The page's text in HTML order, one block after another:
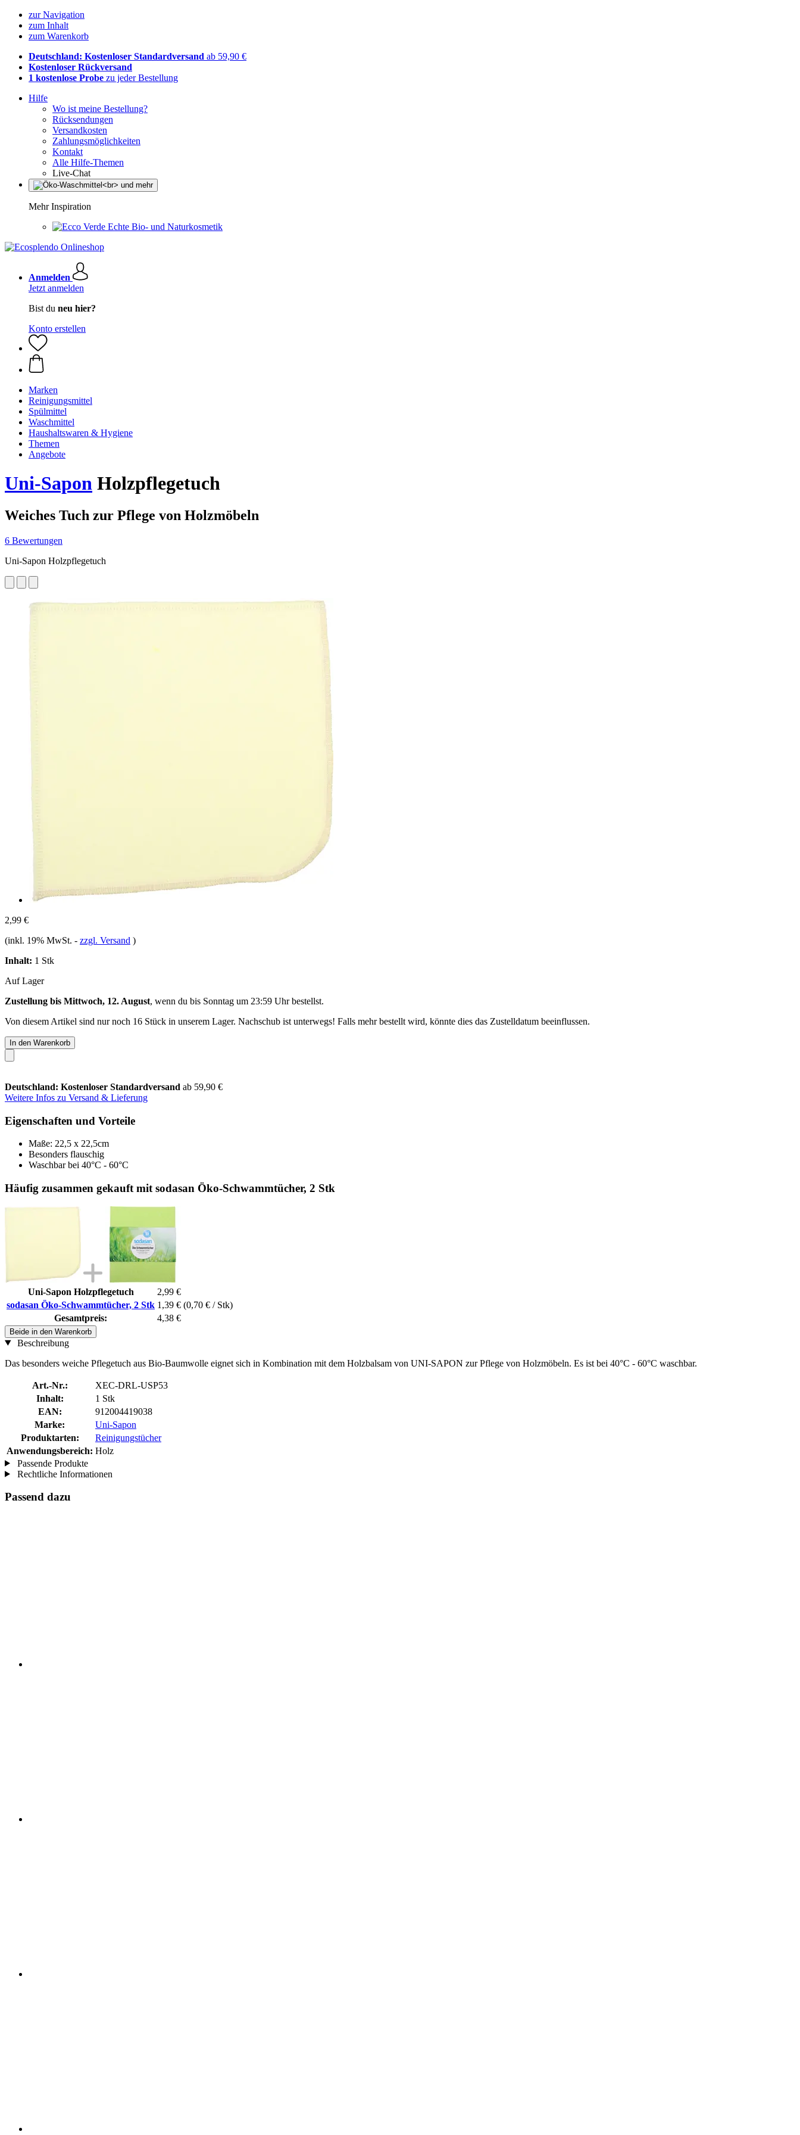
zur Navigation
zum Inhalt
zum Warenkorb
Deutschland: Kostenloser Standardversand ab 59,90 €
Kostenloser Rückversand
1 kostenlose Probe zu jeder Bestellung
Hilfe
Wo ist meine Bestellung?
Rücksendungen
Versandkosten
Zahlungsmöglichkeiten
Kontakt
Alle Hilfe-Themen
Live-Chat
Mehr Inspiration
Echte Bio- und Naturkosmetik
Anmelden
Jetzt anmelden
Bist du neu hier?
Konto erstellen
Marken
Reinigungsmittel
Spülmittel
Waschmittel
Haushaltswaren & Hygiene
Themen
Angebote
Uni-Sapon Holzpflegetuch
Weiches Tuch zur Pflege von Holzmöbeln
6 Bewertungen
Uni-Sapon Holzpflegetuch
2,99 €
(inkl. 19% MwSt. - zzgl. Versand )
Inhalt: 1 Stk
Auf Lager
Zustellung bis Mittwoch, 12. August, wenn du bis Sonntag um 23:59 Uhrbestellst.
Von diesem Artikel sind nur noch 16 Stück in unserem Lager. Nachschub ist unterwegs! Falls mehr bestellt wird, könnte dies das Zustelldatum beeinflussen.
In den Warenkorb
Deutschland: Kostenloser Standardversand ab 59,90 €
Weitere Infos zu Versand & Lieferung
Eigenschaften und Vorteile
Maße: 22,5 x 22,5cm
Besonders flauschig
Waschbar bei 40°C - 60°C
Häufig zusammen gekauft mit sodasan Öko-Schwammtücher, 2 Stk
Uni-Sapon Holzpflegetuch
2,99 €
sodasan Öko-Schwammtücher, 2 Stk 1,39 € (0,70 € / Stk)
Gesamtpreis:
4,38 €
Beide in den Warenkorb
Beschreibung
Das besonders weiche Pflegetuch aus Bio-Baumwolle eignet sich in Kombination mit dem Holzbalsam von UNI-SAPON zur Pflege von Holzmöbeln. Es ist bei 40°C - 60°C waschbar.
Art.-Nr.:
XEC-DRL-USP53
Inhalt:
1 Stk
EAN:
912004419038
Marke:
Uni-Sapon
Produktarten:
Reinigungstücher
Anwendungsbereich: Holz
Passende Produkte
Rechtliche Informationen
Passend dazu